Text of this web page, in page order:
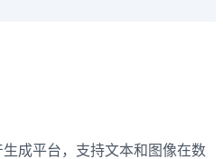
成平台，支持文本和图像在数